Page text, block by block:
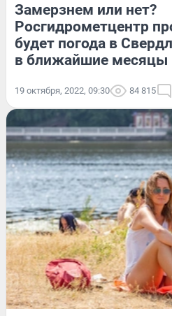
Замерзнем или нет?
Росгидрометцентр
будет погода в
в ближайшие месяцы
19 октября, 2022, 09:30 84 815